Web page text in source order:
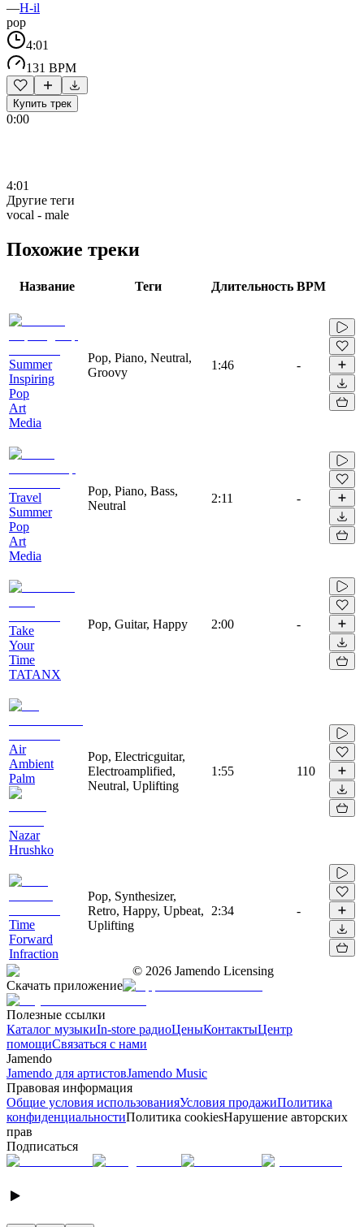
—H-il
pop
4:01
131 BPM
Купить трек
0:00
4:01
Другие теги
vocal - male
Похожие треки
Название Теги Длительность BPM
Summer
Inspiring
Pop
Art
Media
Pop, Piano, Neutral,
Groovy
1:46 -
Travel
Summer
Pop
Art
Media
Pop, Piano, Bass,
Neutral
2:11 -
Take
Your
Time
TATANX
Pop, Guitar, Happy 2:00 -
Air
Ambient
Palm
Nazar
Hrushko
Pop, Electricguitar,
Electroamplified,
Neutral, Uplifting
1:55 110
Time
Forward
Infraction
Pop, Synthesizer,
Retro, Happy, Upbeat,
Uplifting
2:34 -
© 2026 Jamendo Licensing
Скачать приложение
Полезные ссылки
Каталог музыкиIn-store радиоЦеныКонтактыЦентр
помощиСвязаться с нами
Jamendo
Jamendo для артистовJamendo Music
Правовая информация
Общие условия использованияУсловия продажиПолитика
конфиденциальностиПолитика cookiesНарушение авторских
прав
Подписаться